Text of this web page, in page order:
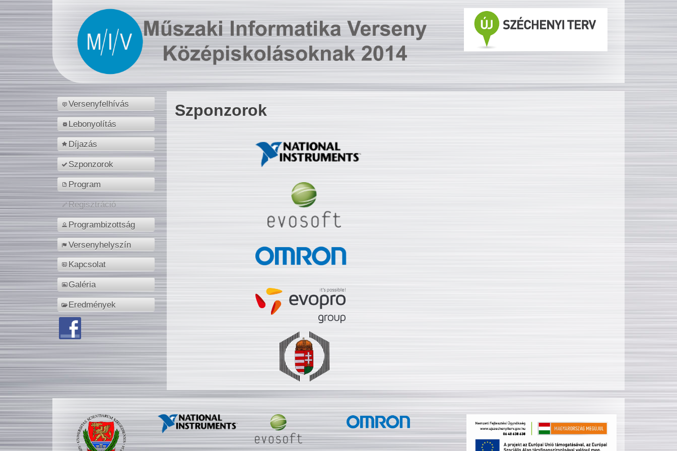
Versenyfelhívás
Lebonyolítás
Díjazás
Szponzorok
Program
Regisztráció
Programbizottság
Versenyhelyszín
Kapcsolat
Galéria
Eredmények
Szponzorok